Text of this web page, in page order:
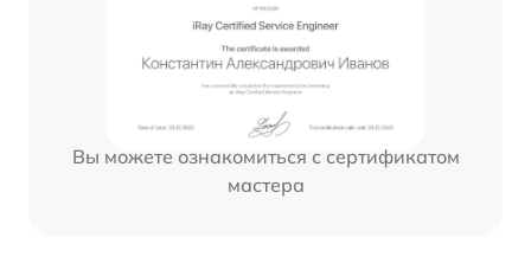
Вы можете ознакомиться с сертификатом
мастера